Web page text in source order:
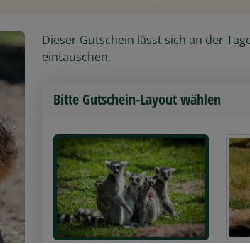
Dieser Gutschein lässt sich an der
eintauschen.
Bitte Gutschein-Layout wählen